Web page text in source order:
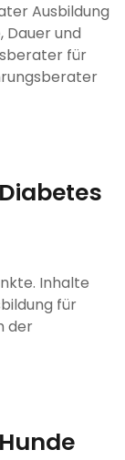
Ausbildung
Dauer und
für
Inhalte
für
der